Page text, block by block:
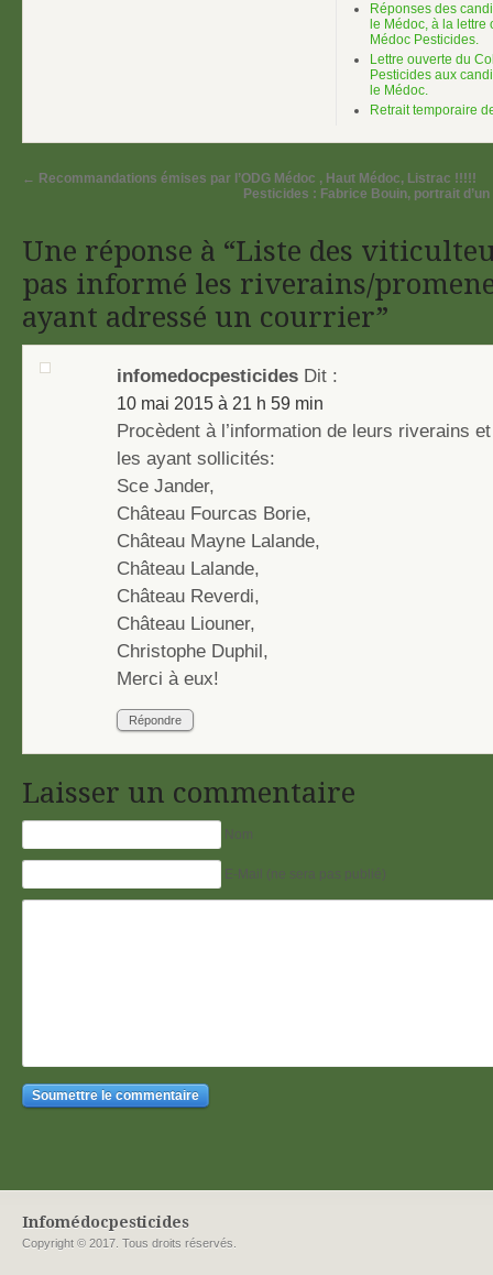
Réponses des
le Médoc, à la
Médoc Pesticides.
Lettre ouverte du
Pesticides aux
le Médoc.
Retrait temporaire
← Recommandations émises par l’ODG Médoc , Haut Médoc, Listrac !!!!!
Pesticides : Fabrice Bouin, portrait
Une réponse à “Liste des
pas informé les riverains/
ayant adressé un courrier”
infomedocpesticides Dit :
10 mai 2015 à 21 h 59 min
Procèdent à l’information de leurs riverains
les ayant sollicités:
Sce Jander,
Château Fourcas Borie,
Château Mayne Lalande,
Château Lalande,
Château Reverdi,
Château Liouner,
Christophe Duphil,
Merci à eux!
Répondre
Laisser un commentaire
Nom
E-Mail (ne sera pas publié)
Infomédocpesticides
Copyright © 2017. Tous droits réservés.